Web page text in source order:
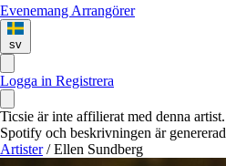
Evenemang Arrangörer
sv
Logga in Registrera
Ticsie är inte affilierat med denna
Spotify och beskrivningen är
Artister / Ellen Sundberg